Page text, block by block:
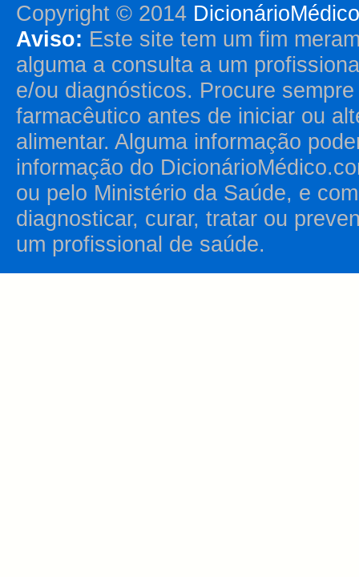
Copyright © 2014
Aviso: Este site tem um fim
alguma a consulta a um
e/ou diagnósticos. Procure
farmacêutico antes de iniciar ou
alimentar. Alguma informação
informação do
ou pelo Ministério da Saúde, e
diagnosticar, curar, tratar ou
um profissional de saúde.